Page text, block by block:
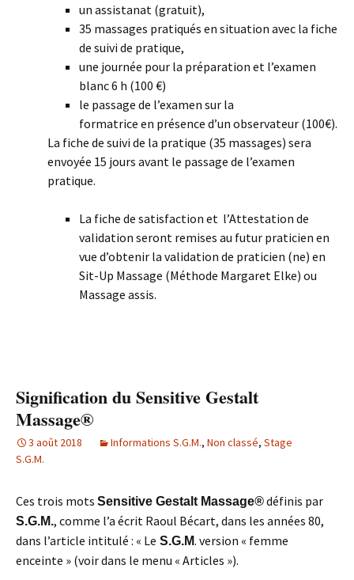
un assistanat (gratuit),
35 massages pratiqués en situation avec la fiche
de suivi de pratique,
une journée pour la préparation et l’examen
blanc 6 h (100 €)
le passage de l’examen sur la
formatrice en présence d’un observateur (100€).
La fiche de suivi de la pratique (35 massages) sera
envoyée 15 jours avant le passage de l’examen
pratique.
La fiche de satisfaction et l’Attestation de
validation seront remises au futur praticien en
vue d’obtenir la validation de praticien (ne) en
Sit-Up Massage (Méthode Margaret Elke) ou
Massage assis.
Signification du Sensitive Gestalt
Massage®
3 août 2018 Informations S.G.M., Non classé, Stage
S.G.M.
Ces trois mots Sensitive Gestalt Massage®définis par
S.G.M., comme l’a écrit Raoul Bécart, dans les années 80,
dans l’article intitulé : « Le S.G.M. version « femme
enceinte » (voir dans le menu « Articles »).